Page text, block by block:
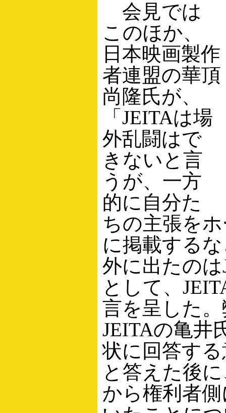
会見では
このほか、
日本映画製作
者連盟の華頂
尚隆氏が、
「JEITAは場
外乱闘はで
きないと言
うが、一方
的に自分た
ちの主張を
に掲載する
外に出たの
として、
言を呈した
JEITAの亀井
状に回答す
と答えた後
から権利者